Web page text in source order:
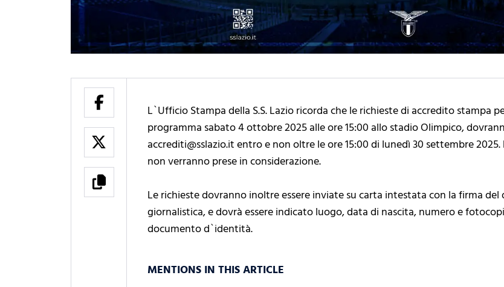
L`Ufficio Stampa della S.S. Lazio ricorda che le richieste di accredito stampa
programma sabato 4 ottobre 2025 alle ore 15:00 allo stadio Olimpico,
accrediti@sslazio.it entro e non oltre le ore 15:00 di lunedì 30 settembre
non verranno prese in considerazione.
Le richieste dovranno inoltre essere inviate su carta intestata con la firma
giornalistica, e dovrà essere indicato luogo, data di nascita, numero e
documento d`identità.
MENTIONS IN THIS ARTICLE